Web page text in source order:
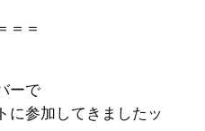
＝＝
ーで
に参加してきましたッ